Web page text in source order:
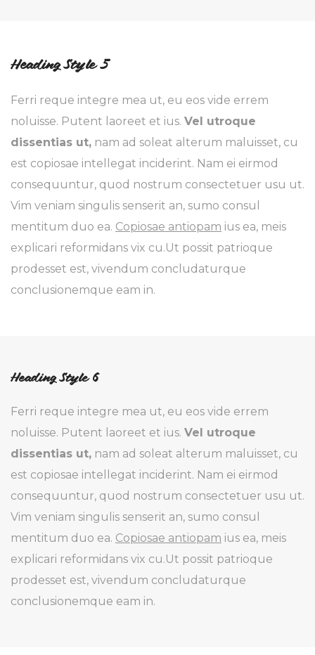
Heading Style 5
Ferri reque integre mea ut, eu eos vide errem
noluisse. Putent laoreet et ius. Vel utroque
dissentias ut, nam ad soleat alterum maluisset, cu
est copiosae intellegat inciderint. Nam ei eirmod
consequuntur, quod nostrum consectetuer usu ut.
Vim veniam singulis senserit an, sumo consul
mentitum duo ea. Copiosae antiopam ius ea, meis
explicari reformidans vix cu.Ut possit patrioque
prodesset est, vivendum concludaturque
conclusionemque eam in.
Heading Style 6
Ferri reque integre mea ut, eu eos vide errem
noluisse. Putent laoreet et ius. Vel utroque
dissentias ut, nam ad soleat alterum maluisset, cu
est copiosae intellegat inciderint. Nam ei eirmod
consequuntur, quod nostrum consectetuer usu ut.
Vim veniam singulis senserit an, sumo consul
mentitum duo ea. Copiosae antiopam ius ea, meis
explicari reformidans vix cu.Ut possit patrioque
prodesset est, vivendum concludaturque
conclusionemque eam in.